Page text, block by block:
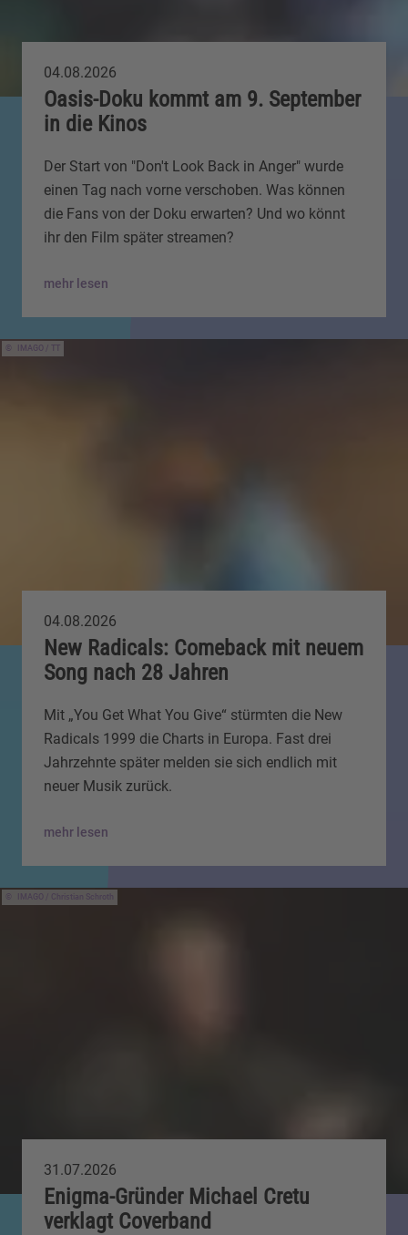
04.08.2026
Oasis-Doku kommt am 9. September
in die Kinos
Der Start von "Don't Look Back in Anger" wurde
einen Tag nach vorne verschoben. Was können
die Fans von der Doku erwarten? Und wo könnt
ihr den Film später streamen?
mehr lesen
IMAGO / TT
04.08.2026
New Radicals: Comeback mit neuem
Song nach 28 Jahren
Mit „You Get What You Give“ stürmten die New
Radicals 1999 die Charts in Europa. Fast drei
Jahrzehnte später melden sie sich endlich mit
neuer Musik zurück.
mehr lesen
IMAGO / Christian Schroth
31.07.2026
Enigma-Gründer Michael Cretu
verklagt Coverband